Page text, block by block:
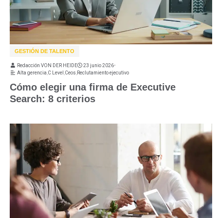
GESTIÓN DE TALENTO
Cómo elegir una firma de Executive
Search: 8 criterios
Redacción VON DER HEIDE 23 junio 2026•
Alta gerencia,C Level ,Ceos,Reclutamiento ejecutivo